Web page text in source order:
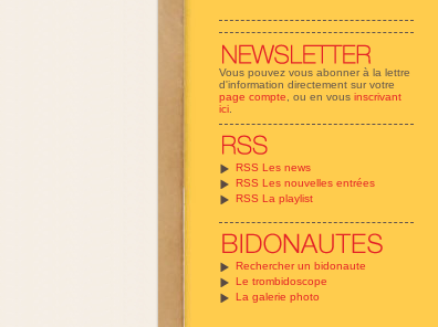
Vous pouvez vous abonner à la lettre
d'information directement sur votre
page compte , ou en vous inscrivant
ici
RSS Les news
RSS Les nouvelles entrées
RSS La playlist
Rechercher un bidonaute
Le trombidoscope
La galerie photo